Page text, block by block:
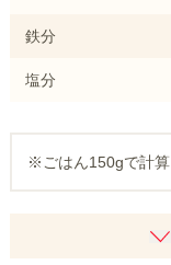
鉄分
塩分
※ごはん150gで計算